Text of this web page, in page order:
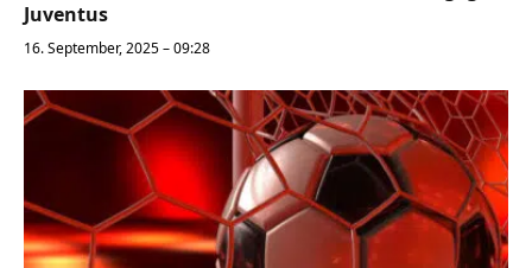
Juventus
16. September, 2025 – 09:28